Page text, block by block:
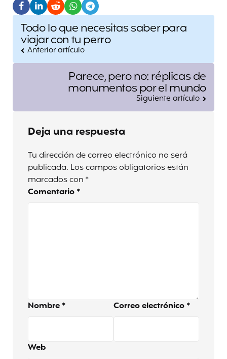
Post
navigation
Todo lo que necesitas saber para
viajar con tu perro
Anterior artículo
Parece, pero no: réplicas de
monumentos por el mundo
Siguiente artículo
Deja una respuesta
Tu dirección de correo electrónico no será
publicada. Los campos obligatorios están
marcados con *
Comentario *
Nombre * Correo electrónico *
Web